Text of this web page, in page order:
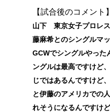
【試合後のコメント】
山下 東京女子プロレ
藤麻希とのシングルマ
GCWでシングルやった
ングルは最高ですけど
じではあるんですけど
と伊藤のアメリカでの
れそうになるんですけ